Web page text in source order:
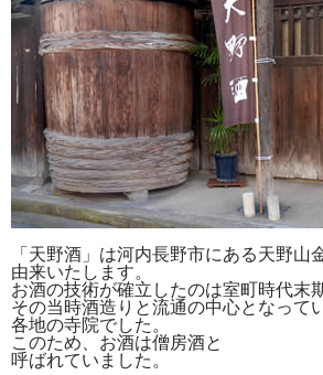
「天野酒」は河内長野市にある天野山
由来いたします。
お酒の技術が確立したのは室町時代末
その当時酒造りと流通の中心となって
各地の寺院でした。
このため、お酒は僧房酒と
呼ばれていました。